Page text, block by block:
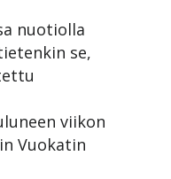
nuotiolla
se,
viikon
Vuokatin